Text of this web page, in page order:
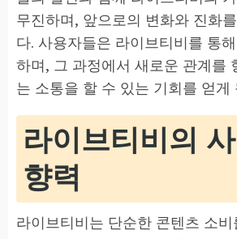
무진하며, 앞으로의 변화와 진화
다. 사용자들은 라이브티비를 통
하며, 그 과정에서 새로운 관계를
는 소통을 할 수 있는 기회를 얻게
라이브티비의
향력
라이브티비는 단순한 콘텐츠 소